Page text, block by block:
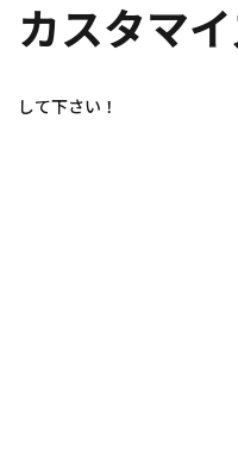
カスタマ
して下さい！